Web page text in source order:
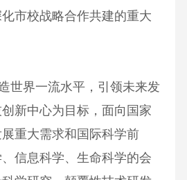
市校战略合作共建的重大
界一流水平，引领未来发
新中心为目标，面向国家
重大需求和国际科学前
信息科学、生命科学的会